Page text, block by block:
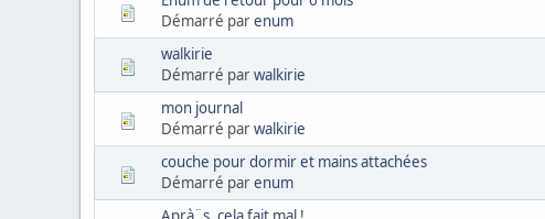
Démarré parenum
walkirie
Démarré parwalkirie
mon journal
Démarré parwalkirie
couche pour dormir et mains attachées
Démarré parenum